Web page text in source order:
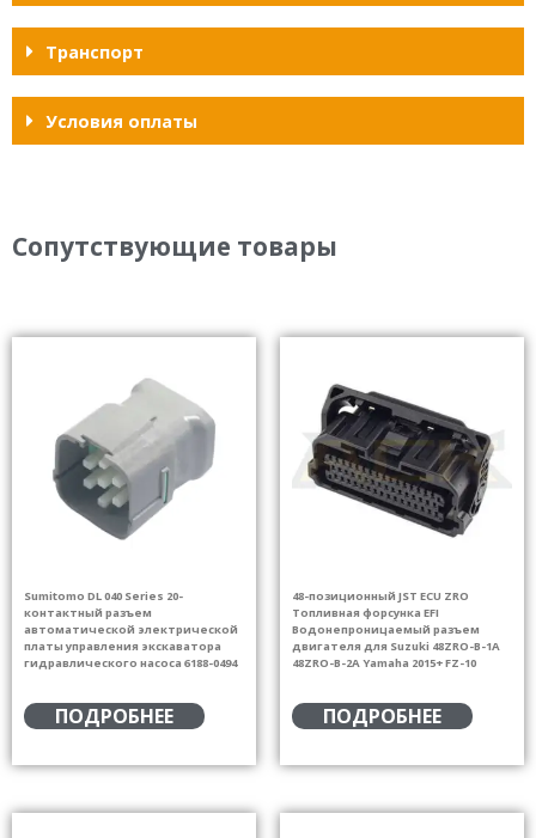
Транспорт
Условия оплаты
Сопутствующие товары
Sumitomo DL 040 Series 20-
контактный разъем
автоматической электрической
платы управления экскаватора
гидравлического насоса 6188-0494
ПОДРОБНЕЕ
48-позиционный JST ECU ZRO
Топливная форсунка EFI
Водонепроницаемый разъем
двигателя для Suzuki 48ZRO-B-1A
48ZRO-B-2A Yamaha 2015+ FZ-10
ПОДРОБНЕЕ